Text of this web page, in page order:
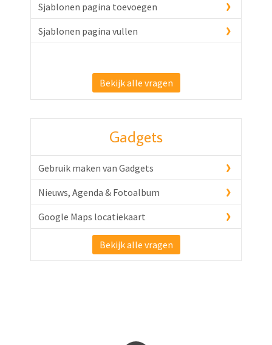
Sjablonen pagina toevoegen
Sjablonen pagina vullen
Bekijk alle vragen
Gadgets
Gebruik maken van Gadgets
Nieuws, Agenda & Fotoalbum
Google Maps locatiekaart
Bekijk alle vragen